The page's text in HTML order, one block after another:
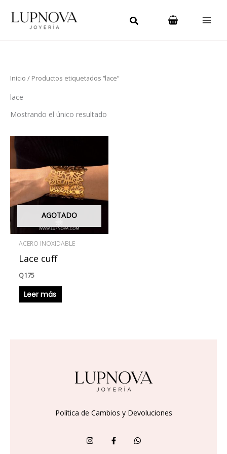
contenido
Inicio / Productos etiquetados “lace”
lace
Mostrando el único resultado
AGOTADO
ACERO INOXIDABLE
Lace cuff
Q175
Leer más
Política de Cambios y Devoluciones